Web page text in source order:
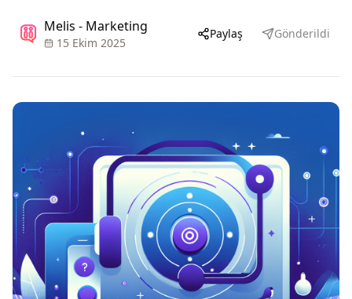
Melis - Marketing
15 Ekim 2025
Paylaş Gönderildi